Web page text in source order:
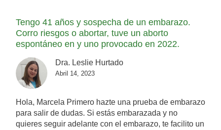
Tengo 41 años y sospecha de un embarazo.
Corro riesgos o abortar, tuve un aborto
espontáneo en y uno provocado en 2022.
Dra. Leslie Hurtado
Abril 14, 2023
Hola, Marcela Primero hazte una prueba de embarazo
para salir de dudas. Si estás embarazada y no
quieres seguir adelante con el embarazo, te facilito un